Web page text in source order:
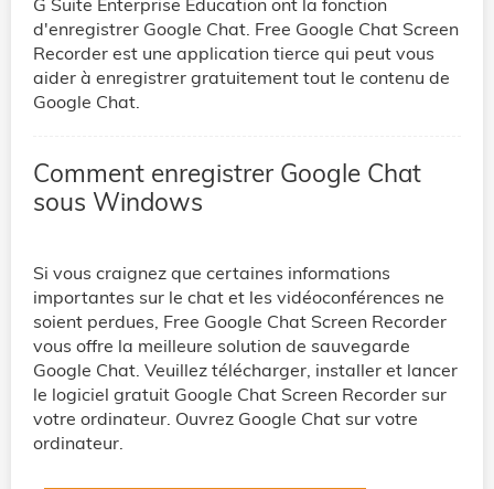
G Suite Enterprise Education ont la fonction
d'enregistrer Google Chat. Free Google Chat Screen
Recorder est une application tierce qui peut vous
aider à enregistrer gratuitement tout le contenu de
Google Chat.
Comment enregistrer Google Chat
sous Windows
Si vous craignez que certaines informations
importantes sur le chat et les vidéoconférences ne
soient perdues, Free Google Chat Screen Recorder
vous offre la meilleure solution de sauvegarde
Google Chat. Veuillez télécharger, installer et lancer
le logiciel gratuit Google Chat Screen Recorder sur
votre ordinateur. Ouvrez Google Chat sur votre
ordinateur.